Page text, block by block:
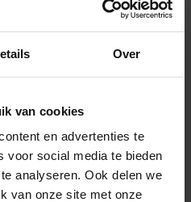
Over
van cookies
en advertenties te
voor social media te bieden
analyseren. Ook delen we
van onze site met onze
vertrekCheck
reisplanner